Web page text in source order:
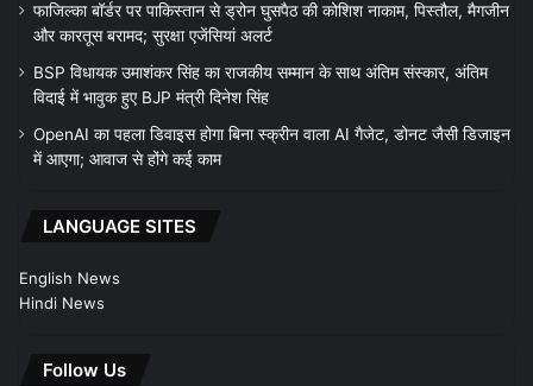
फाजिल्का बॉर्डर पर पाकिस्तान से ड्रोन घुसपैठ की कोशिश नाकाम, पिस्तौल, मैगजीन
और कारतूस बरामद; सुरक्षा एजेंसियां अलर्ट
BSP विधायक उमाशंकर सिंह का राजकीय सम्मान के साथ अंतिम संस्कार, अंतिम
विदाई में भावुक हुए BJP मंत्री दिनेश सिंह
OpenAI का पहला डिवाइस होगा बिना स्क्रीन वाला AI गैजेट, डोनट जैसी डिजाइन
में आएगा; आवाज से होंगे कई काम
LANGUAGE SITES
English News
Hindi News
Follow Us